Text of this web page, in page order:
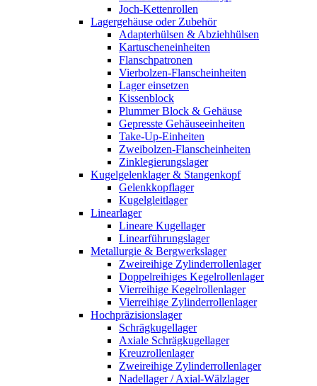
Joch-Kettenrollen
Lagergehäuse oder Zubehör
Adapterhülsen & Abziehhülsen
Kartuscheneinheiten
Flanschpatronen
Vierbolzen-Flanscheinheiten
Lager einsetzen
Kissenblock
Plummer Block & Gehäuse
Gepresste Gehäuseeinheiten
Take-Up-Einheiten
Zweibolzen-Flanscheinheiten
Zinklegierungslager
Kugelgelenklager & Stangenkopf
Gelenkkopflager
Kugelgleitlager
Linearlager
Lineare Kugellager
Linearführungslager
Metallurgie & Bergwerkslager
Zweireihige Zylinderrollenlager
Doppelreihiges Kegelrollenlager
Vierreihige Kegelrollenlager
Vierreihige Zylinderrollenlager
Hochpräzisionslager
Schrägkugellager
Axiale Schrägkugellager
Kreuzrollenlager
Zweireihige Zylinderrollenlager
Nadellager / Axial-Wälzlager